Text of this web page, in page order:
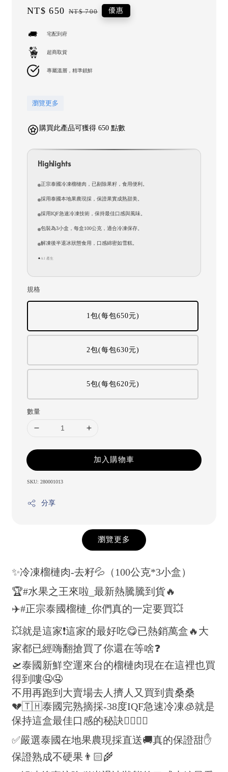
Sale
NT$ 650 Regular
NT$ 700 優惠
宅配到府
超商取貨
專屬溫層，精準鎖鮮
瀏覽更多
購買此產品可獲得 650 點數
Highlights
正宗泰國冷凍榴槤肉，已剔除果籽，食用便利。
採用泰國本地果農現採，保證果實成熟甜美。
採用IQF急速冷凍技術，保持最佳口感與風味。
包裝為3小盒，每盒100公克，適合冷凍保存。
解凍後半退冰狀態食用，口感綿密如雪糕。
✦AI 產生
規格
1包(每包650元)
2包(每包630元)
5包(每包620元)
數量
加入購物車
SKU: 280001013
分享
瀏覽更多
✨冷凍榴槤肉-去籽💦（100公克*3小盒）
🏆#水果之王來啦_最新熱騰騰到貨🔥
✈️#正宗泰國榴槤_你們真的一定要買💥
💥就是這家❗️這家的最好吃😋已熱銷萬盒🔥大
家都已經嗨翻搶買了你還在等啥❓
🛫泰國新鮮空運來台的榴槤肉現在在這裡也買
得到嘍🤤🤤
不用再跑到大賣場去人擠人又買到貴桑桑
💔🇹🇭泰國完熟摘採-38度IQF急速冷凍🧊就是
保持這盒最佳口感的秘訣👍🏻👍🏻
✅嚴選泰國在地果農現採直送🚚真的保證甜✋
保證熟成不硬果👨🏻‍🌾